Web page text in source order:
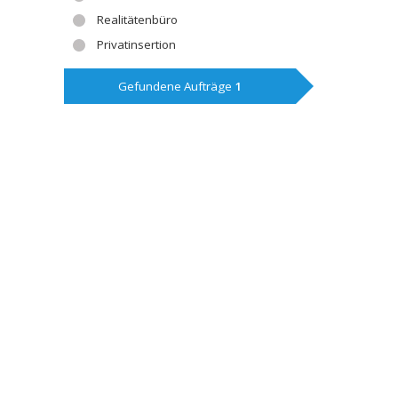
Realitätenbüro
Privatinsertion
Gefundene Aufträge 1